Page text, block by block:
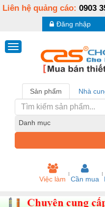
Liên hệ quảng cáo: 0903
Đăng nhập
Sản phẩm Nhà
Danh mục
Việc làm Cần mua